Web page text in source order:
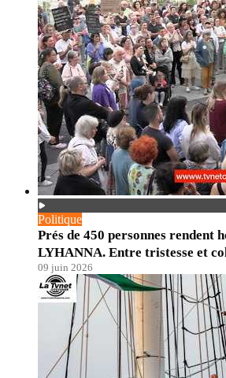
Politique
Prés de 450 personnes rendent
LYHANNA. Entre tristesse et
09 juin 2026